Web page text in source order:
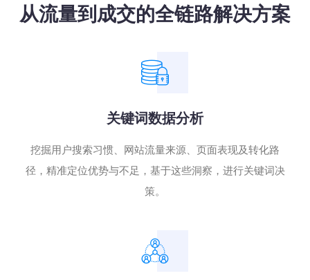
从流量到成交的全链路解决方案
关键词数据分析
挖掘用户搜索习惯、网站流量来源、页面表现及转化路
径，精准定位优势与不足，基于这些洞察，进行关键词决
策。